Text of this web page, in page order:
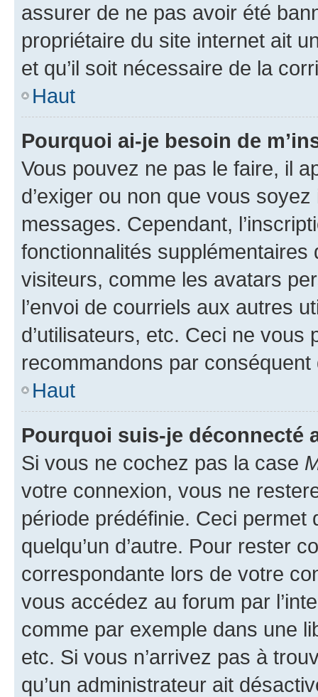
assurer de ne pas avoir été
propriétaire du site internet ait
et qu’il soit nécessaire de la
Haut
Pourquoi ai-je besoin de
Vous pouvez ne pas le faire, il
d’exiger ou non que vous
messages. Cependant,
fonctionnalités
visiteurs, comme les avatars
l’envoi de courriels aux autres
d’utilisateurs, etc. Ceci ne vous
recommandons par conséquent
Haut
Pourquoi suis-je déconnecté
Si vous ne cochez pas la case
votre connexion, vous ne
période prédéfinie. Ceci permet
quelqu’un d’autre. Pour rester
correspondante lors de votre
vous accédez au forum par
comme par exemple dans une
etc. Si vous n’arrivez pas à
qu’un administrateur ait